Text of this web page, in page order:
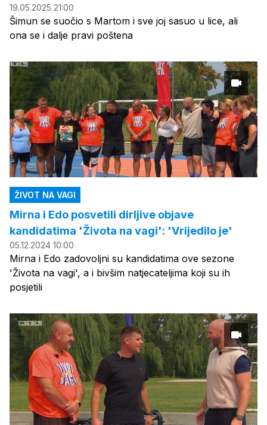
19.05.2025 21:00
Šimun se suočio s Martom i sve joj sasuo u lice, ali
ona se i dalje pravi poštena
ŽIVOT NA VAGI
Mirna i Edo posvetili dirljive objave
kandidatima 'Života na vagi': 'Vrijedilo je'
05.12.2024 10:00
Mirna i Edo zadovoljni su kandidatima ove sezone
'Života na vagi', a i bivšim natjecateljima koji su ih
posjetili